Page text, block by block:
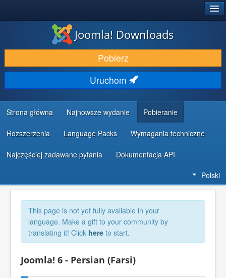
DODATKI I ROZSZERZENIA
ODKRYJ & POZNAJ
SPOŁECZNOŚĆ & WSPARCIE
ZASOBY DLA PROGRAMISTÓW
Joomla! Downloads
Pobierz
Uruchom
Strona główna Najnowsze wydanie Pobieranie
Rozszerzenia Language Packs Wymagania techniczne
Najczęściej zadawane pytania Dokumentacja API
Polski
This page is not yet fully available in your
language. Make a gift to your community by
translating it! Click here to start.
Joomla! 6 - Persian (Farsi)